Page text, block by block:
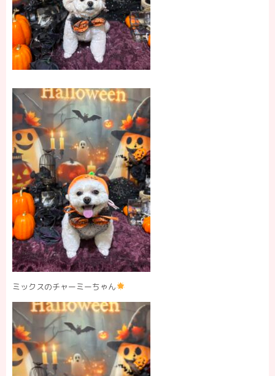
ミックスのチャーミーちゃん